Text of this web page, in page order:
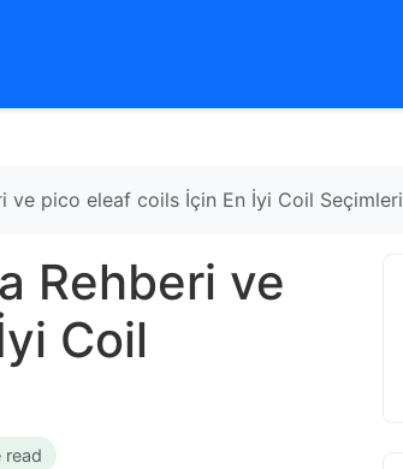
ve pico eleaf coils İçin En İyi Coil Seçimleri
Rehberi ve
Coil
read